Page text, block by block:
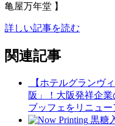
亀屋万年堂 】
詳しい記事を読む
関連記事
【ホテルグランヴ
阪」！大阪発祥企
ブッフェをリニュー
黒糖